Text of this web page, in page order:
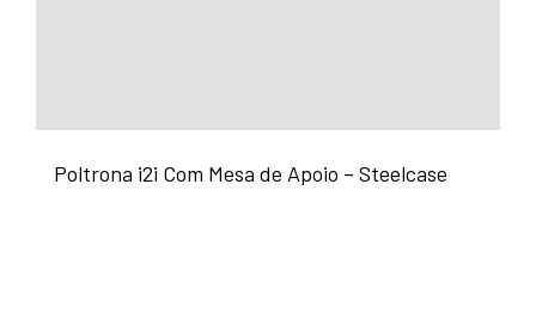
Poltrona i2i Com Mesa de Apoio – Steelcase